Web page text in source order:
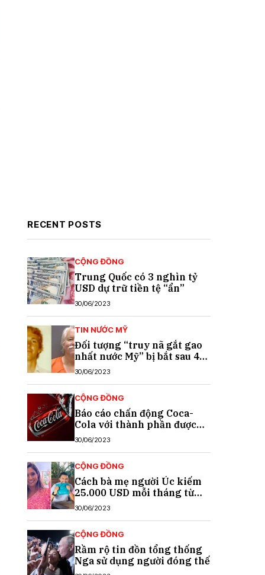
RECENT POSTS
CỘNG ĐỒNG
Trung Quốc có 3 nghìn tỷ
USD dự trữ tiền tệ “ẩn”
30/06/2023
TIN NƯỚC MỸ
Đối tượng “truy nã gắt gao
nhất nước Mỹ” bị bắt sau 40
năm trốn chạy
30/06/2023
CỘNG ĐỒNG
Báo cáo chấn động Coca-
Cola với thành phần được
cho là chất gây ung thư
30/06/2023
CỘNG ĐỒNG
Cách bà mẹ người Úc kiếm
25.000 USD mỗi tháng từ
TikTok
30/06/2023
CỘNG ĐỒNG
Rầm rộ tin đồn tổng thống
Nga sử dụng người đóng thế